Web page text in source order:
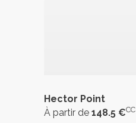
Hector Point
À partir de 148.5 €CC